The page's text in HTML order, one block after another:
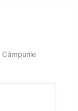
Câmpurile